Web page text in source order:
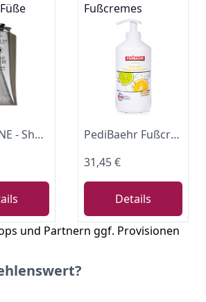
L'OCCITANE - Sheabutter (Karité Confort) Fußcreme - 150 ml
Fußcremes
PediBaehr Fußcreme Orange-Lemongrass 500ml Spender
31,45 €
Details
und Partnern ggf. Provisionen